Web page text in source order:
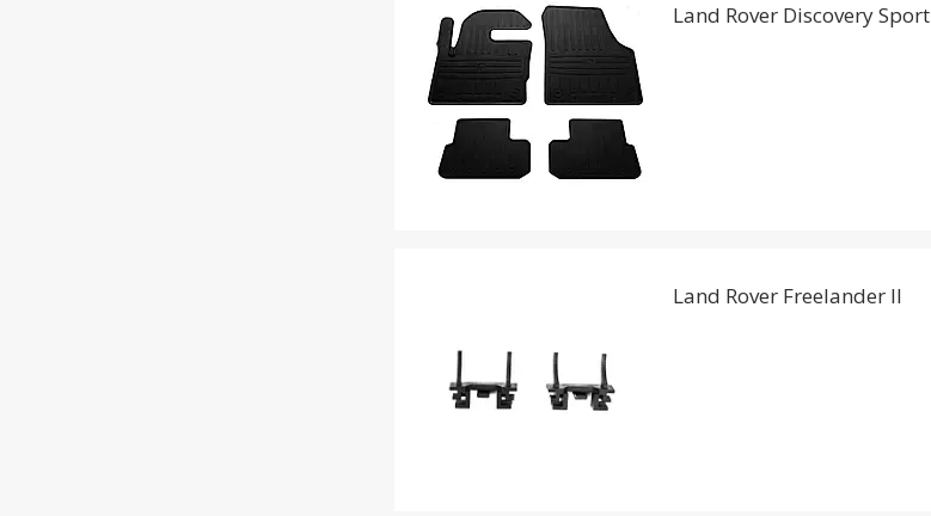
Land Rover Discovery Sport
Land Rover Freelander II